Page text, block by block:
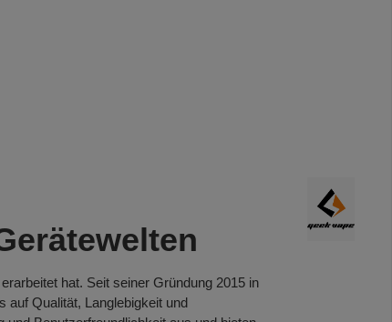
hat. Seit seiner Gründung 2015 in
auf Qualität, Langlebigkeit und